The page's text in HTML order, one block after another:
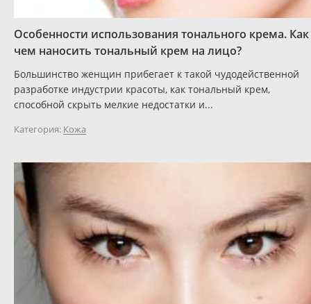
Особенности использования тонального крема.
чем наносить тональный крем на лицо?
Большинство женщин прибегает к такой чудодейственной
разработке индустрии красоты, как тональный крем,
способной скрыть мелкие недостатки и...
Категория: Кожа